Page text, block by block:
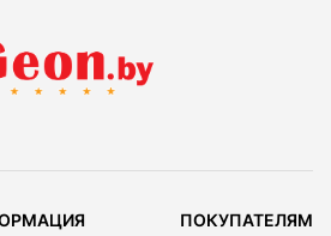
ПОКУПАТЕЛЯМ